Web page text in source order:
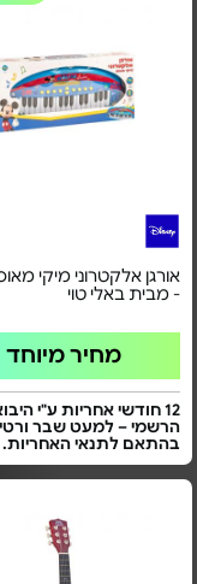
אורגן אלקטרוני מיקי
- מבית באלי טוי
מחיר מיוחד
12 חודשי אחריות ע"י
הרשמי – למעט שבר
בהתאם לתנאי האחריות.